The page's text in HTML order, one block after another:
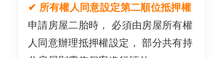
✔ 所有權人同意設定第二順位抵押權
申請房屋二胎時， 必須由房屋所有權
人同意辦理抵押權設定， 部分共有持